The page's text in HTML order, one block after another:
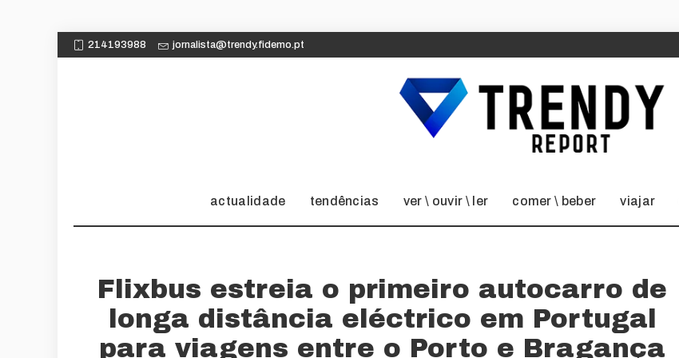
214193988 jornalista@trendy.fidemo.pt
actualidade tendências ver \ ouvir \ ler comer \ beber viajar
Flixbus estreia o primeiro autocarro de
longa distância eléctrico em Portugal
para viagens entre o Porto e Bragança